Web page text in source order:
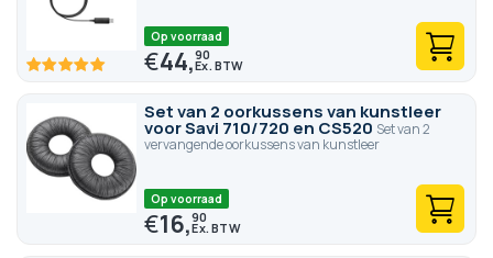
100 100
Op voorraad
€44,90
Set van 2 oorkussens van kunstleer
voor Savi 710/720 en CS520 Set van 2
vervangende oorkussens van kunstleer
Op voorraad
€16,90